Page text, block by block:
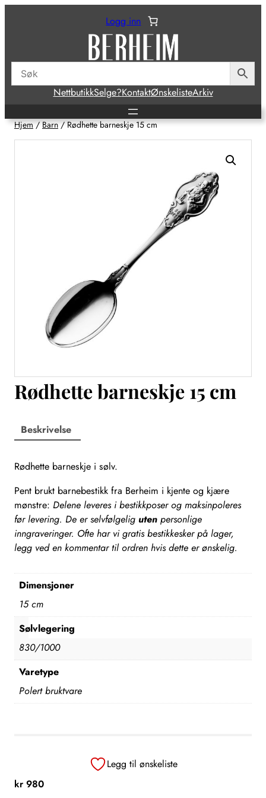
Logg inn
NettbutikkSelge?KontaktØnskelisteArkiv
Hjem/Barn/ Rødhette barneskje 15 cm
Rødhette barneskje 15 cm
Beskrivelse
Rødhette barneskje i sølv.
Pent brukt barnebestikk fra Berheim i kjente og kjære
mønstre: Delene leveres i bestikkposer og maksinpoleres
før levering. De er selvfølgelig uten personlige
inngraveringer. Ofte har vi gratis bestikkesker på lager,
legg ved en kommentar til ordren hvis dette er ønskelig.
Dimensjoner
15 cm
Sølvlegering
830/1000
Varetype
Polert bruktvare
Legg til ønskeliste
kr 980